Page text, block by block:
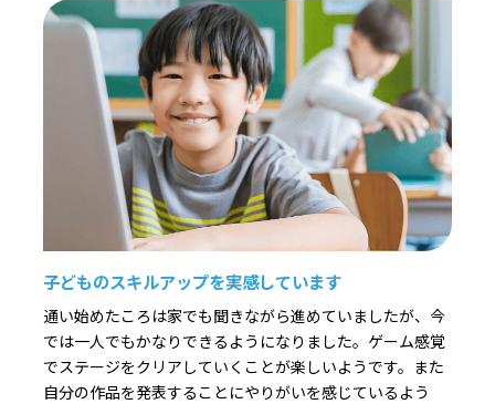
子どものスキルアップを実感しています
通い始めたころは家でも聞きながら進めていましたが、今
では一人でもかなりできるようになりました。ゲーム感覚
でステージをクリアしていくことが楽しいようです。また
自分の作品を発表することにやりがいを感じているよう